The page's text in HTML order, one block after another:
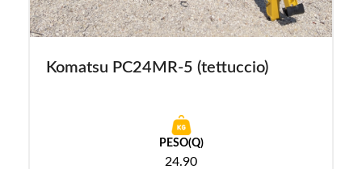
Komatsu PC24MR-5 (tettuccio)
PESO(Q)
24.90